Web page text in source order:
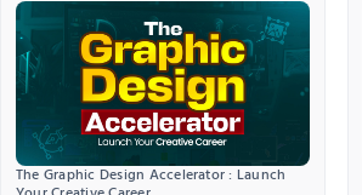
The Graphic Design Accelerator : Launch